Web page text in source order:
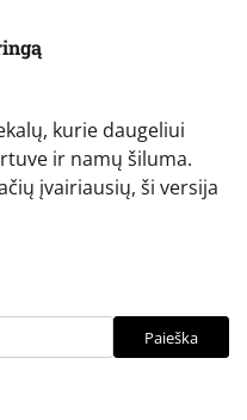
kurie daugeliui
ir namų šiluma.
įvairiausių, ši versija
Paieška